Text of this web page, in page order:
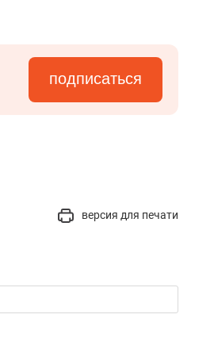
подписаться
версия для печати